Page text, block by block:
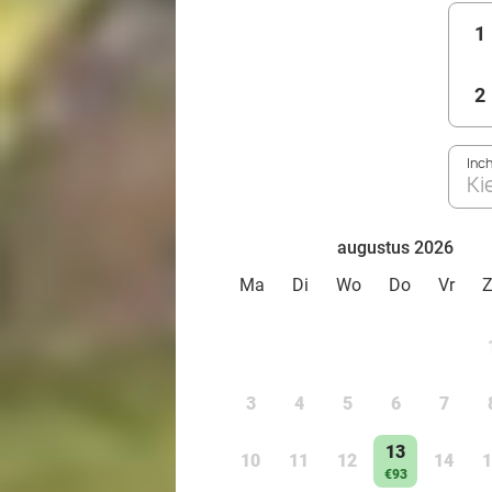
1
2
augustus 2026
Ma
Di Wo Do Vr
3 4 5 6 7
10 11 12 13
€93
14